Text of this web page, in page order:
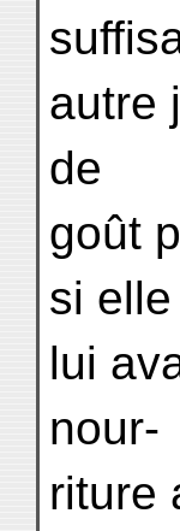
autre
de
goût
si elle
lui
nour-
riture